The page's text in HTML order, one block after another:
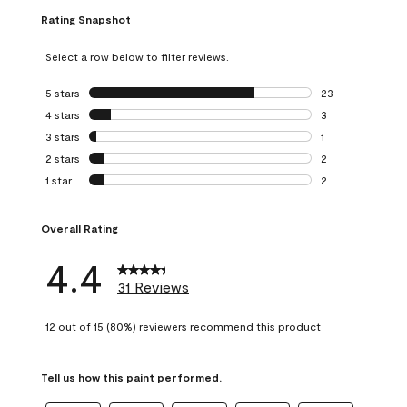
Rating Snapshot
Select a row below to filter reviews.
5 stars stars
23
23 reviews with
4 stars stars
3
3 reviews with 4
3 stars stars
1
1 review with 3
2 stars stars
2
2 reviews with 2
1 star stars
2
Overall Rating
4.4 31 Reviews
12 out of 15 (80%) reviewers recommend this product
Tell us how this paint performed.